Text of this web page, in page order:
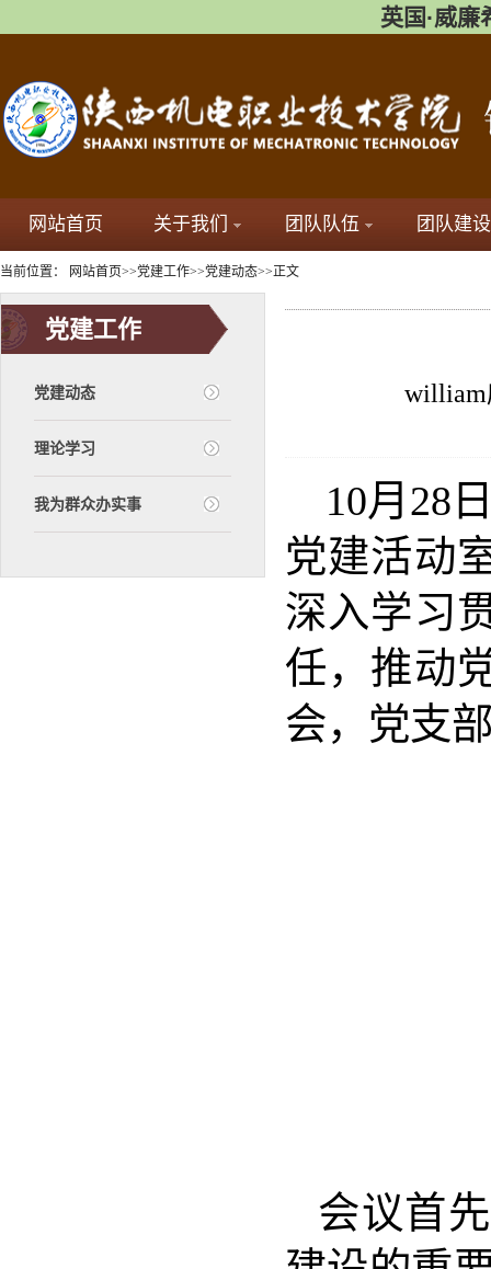
英国·威
网站首页 关于我们 团队队伍 团队建设
当前位置： 网站首页>>党建工作>>党建动态>>正文
党建工作
党建动态
理论学习
我为群众办实事
william
10月28
党建活动
深入学习
任，推动
会，党支
会议首